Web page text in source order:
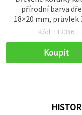
přírodní barva
18×20 mm, průvlek
mm, 20 ks
Kód: 112386
Koupit